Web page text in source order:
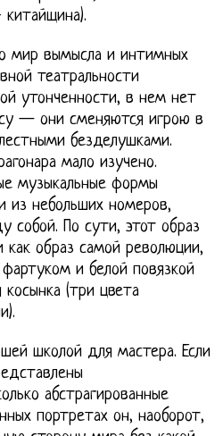
мир вымысла и интимных
театральности
утонченности, в нем нет
— они сменяются игрою в
безделушками.
мало изучено.
музыкальные формы
из небольших номеров,
собой. По сути, этот образ
образ самой революции,
и белой повязкой
косынка (три цвета
школой для мастера. Если
абстрагированные
портретах он, наоборот,